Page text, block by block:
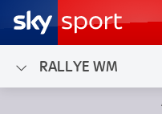
RALLYE WM